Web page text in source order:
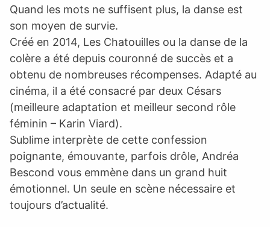
Quand les mots ne suffisent plus, la danse est
son moyen de survie.
Créé en 2014, Les Chatouilles ou la danse de la
colère a été depuis couronné de succès et a
obtenu de nombreuses récompenses. Adapté au
cinéma, il a été consacré par deux Césars
(meilleure adaptation et meilleur second rôle
féminin – Karin Viard).
Sublime interprète de cette confession
poignante, émouvante, parfois drôle, Andréa
Bescond vous emmène dans un grand huit
émotionnel. Un seule en scène nécessaire et
toujours d’actualité.